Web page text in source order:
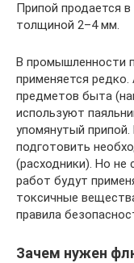
Припой продается
толщиной 2–4 мм.
В промышленности
применяется
предметов быта
используют
упомянутый
подготовить
(расходники). Но не
работ будут
токсичные
правила
Зачем нужен